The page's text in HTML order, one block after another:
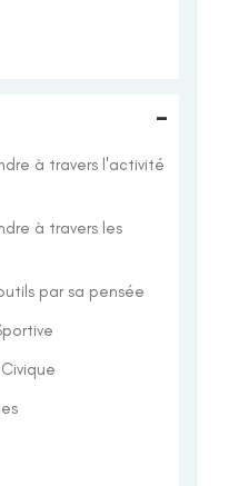
-
à travers l'activité
à travers les
par sa pensée